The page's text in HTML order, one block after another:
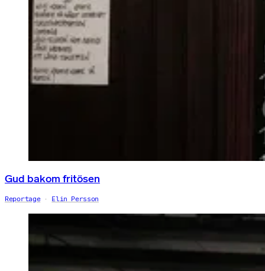
Gud bakom fritösen
Reportage Elin Persson